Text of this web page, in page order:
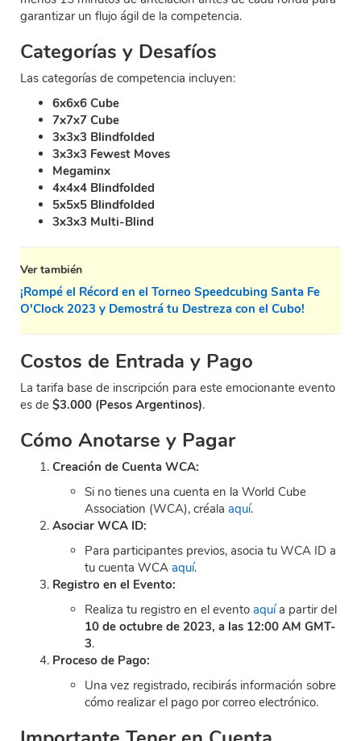
garantizar un flujo ágil de la competencia.
Categorías y Desafíos
Las categorías de competencia incluyen:
6x6x6 Cube
7x7x7 Cube
3x3x3 Blindfolded
3x3x3 Fewest Moves
Megaminx
4x4x4 Blindfolded
5x5x5 Blindfolded
3x3x3 Multi-Blind
Ver también
¡Rompé el Récord en el Torneo Speedcubing Santa Fe
O'Clock 2023 y Demostrá tu Destreza con el Cubo!
Costos de Entrada y Pago
La tarifa base de inscripción para este emocionante evento
es de $3.000 (Pesos Argentinos).
Cómo Anotarse y Pagar
Creación de Cuenta WCA:
Si no tienes una cuenta en la World Cube
Association (WCA), créala aquí.
Asociar WCA ID:
Para participantes previos, asocia tu WCA ID a
tu cuenta WCA aquí.
Registro en el Evento:
Realiza tu registro en el evento aquía partir del
10 de octubre de 2023, a las 12:00 AM GMT-
3.
Proceso de Pago:
Una vez registrado, recibirás información sobre
cómo realizar el pago por correo electrónico.